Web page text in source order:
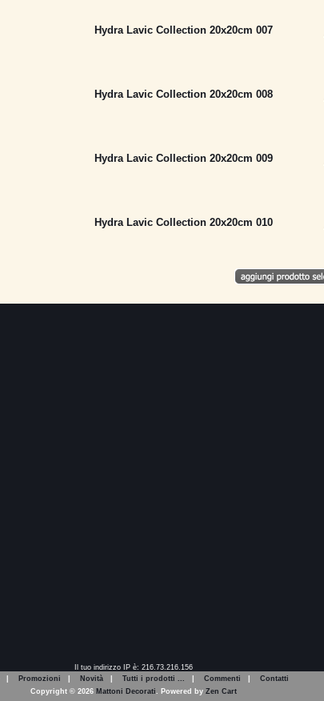
Hydra Lavic Collection 20x20cm 007
Hydra Lavic Collection 20x20cm 008
Hydra Lavic Collection 20x20cm 009
Hydra Lavic Collection 20x20cm 010
Il tuo indirizzo IP è: 216.73.216.156
Promozioni Novità Tutti i prodotti ... Commenti
Contatti
Copyright © 2026 Mattoni Decorati . Powered by Zen Cart